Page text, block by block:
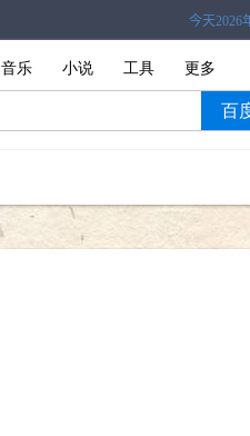
音乐 小说 工具 更多
百